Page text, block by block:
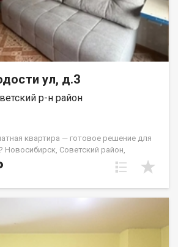
ул, д.3
р-н район
квартира — готовое решение для
Советский район,
продажа!!! ? Цена снижена до
встречный вариант. ? Успевайте
— идеальный вариант: евроремонт
окна установлены, в
крыша — новая. Заезжайте и
60 м² продуманного